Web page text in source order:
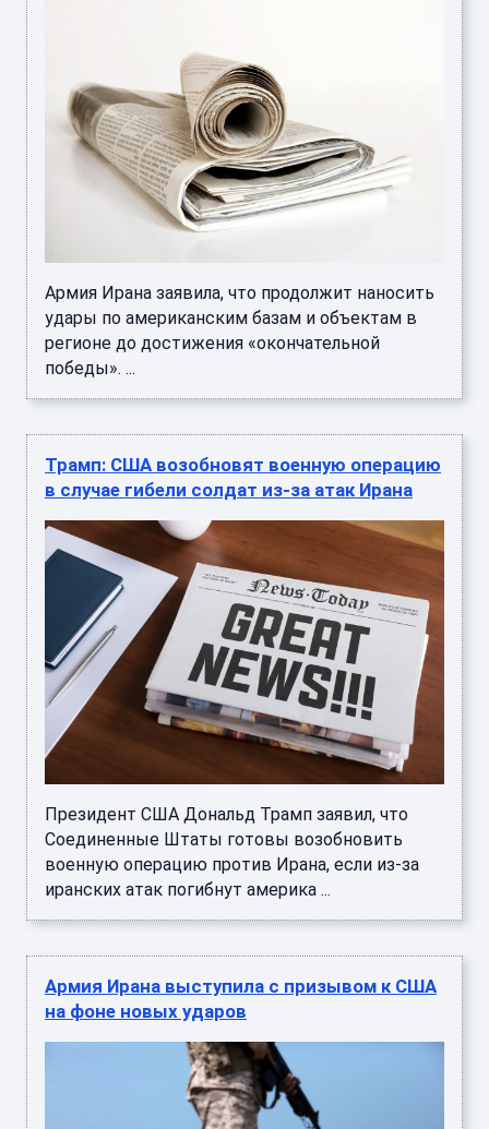
Армия Ирана заявила, что продолжит наносить
удары по американским базам и объектам в
регионе до достижения «окончательной
победы». ...
Трамп: США возобновят военную операцию
в случае гибели солдат из-за атак Ирана
Президент США Дональд Трамп заявил, что
Соединенные Штаты готовы возобновить
военную операцию против Ирана, если из-за
иранских атак погибнут америка ...
Армия Ирана выступила с призывом к США
на фоне новых ударов